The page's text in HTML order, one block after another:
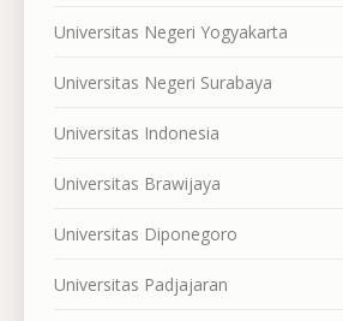
Universitas Negeri Yogyakarta
Universitas Negeri Surabaya
Universitas Indonesia
Universitas Brawijaya
Universitas Diponegoro
Universitas Padjajaran